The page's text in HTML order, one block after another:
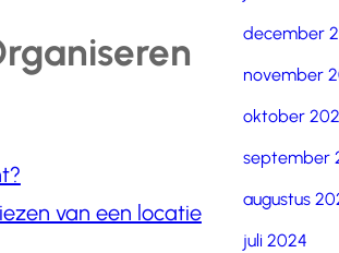
van een locatie
december
november
oktober
september
augustus
juli 2024